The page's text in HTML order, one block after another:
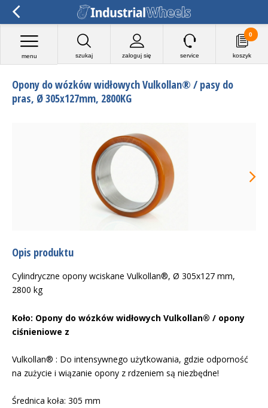
szukaj zaloguj się
menu service koszyk
0
Opony do wózków widłowych Vulkollan® / pasy do
pras, Ø 305x127mm, 2800KG
Opis produktu
Cylindryczne opony wciskane Vulkollan®, Ø 305x127 mm,
2800 kg
Koło: Opony do wózków widłowych Vulkollan® / opony
ciśnieniowe z
Vulkollan® : Do intensywnego użytkowania, gdzie odporność
na zużycie i wiązanie opony z rdzeniem są niezbędne!
Średnica koła: 305 mm